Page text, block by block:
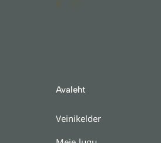
f
Avaleht
Veinikelder